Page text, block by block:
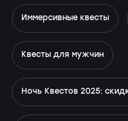
Иммерсивные квесты
Квесты для мужчин
Ночь Квестов 2025: